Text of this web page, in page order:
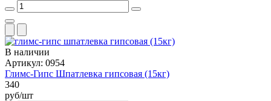
В наличии
Артикул: 0954
Глимс-Гипс Шпатлевка гипсовая (15кг)
340
руб/шт